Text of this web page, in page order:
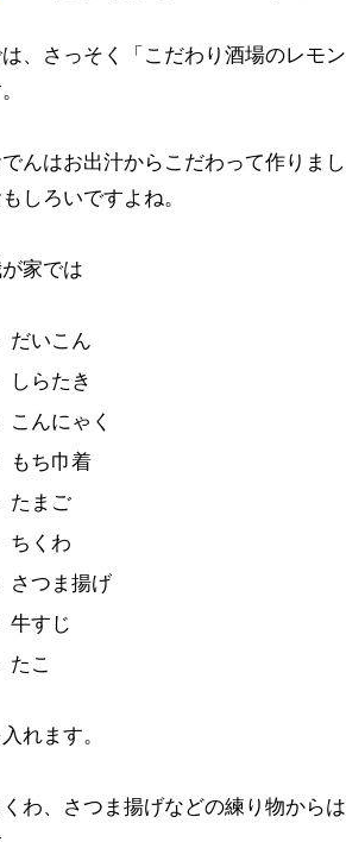
、さっそく「こだわり酒場のレモ
んはお出汁からこだわって作りま
しろいですよね。
家では
だいこん
しらたき
こんにゃく
もち巾着
たまご
ちくわ
さつま揚げ
牛すじ
たこ
れます。
わ、さつま揚げなどの練り物から